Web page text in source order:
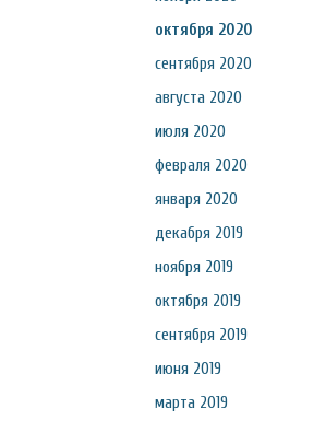
октября 2020
сентября 2020
августа 2020
июля 2020
февраля 2020
января 2020
декабря 2019
ноября 2019
октября 2019
сентября 2019
июня 2019
марта 2019